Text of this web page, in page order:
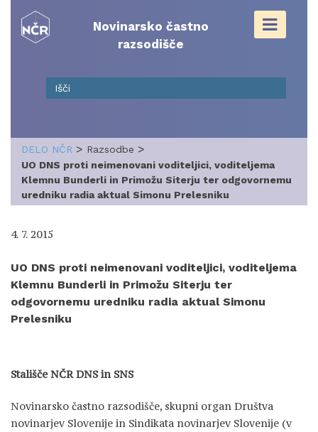
content
Novinarsko častno
razsodišče
DELO NČR > Razsodbe >
UO DNS proti neimenovani voditeljici, voditeljema
Klemnu Bunderli in Primožu Siterju ter odgovornemu
uredniku radia aktual Simonu Prelesniku
4. 7. 2015
UO DNS proti neimenovani voditeljici, voditeljema
Klemnu Bunderli in Primožu Siterju ter
odgovornemu uredniku radia aktual Simonu
Prelesniku
Stališče NČR DNS in SNS
Novinarsko častno razsodišče, skupni organ Društva
novinarjev Slovenije in Sindikata novinarjev Slovenije (v